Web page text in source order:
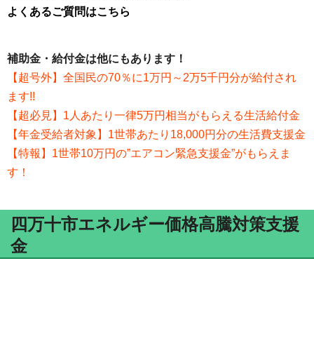
よくあるご質問はこちら
補助金・給付金は他にもあります！
【超号外】全国民の70％に1万円～2万5千円分が給付され
ます!!
【超必見】1人あたり一律5万円相当がもらえる生活給付金
【年金受給者対象】1世帯あたり18,000円分の生活費支援金
【特報】1世帯10万円の”エアコン緊急支援金”がもらえま
す！
四万十市エネルギー価格高騰対策支援
金